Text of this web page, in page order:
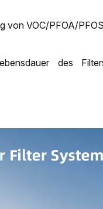
von VOC/PFOA/
des